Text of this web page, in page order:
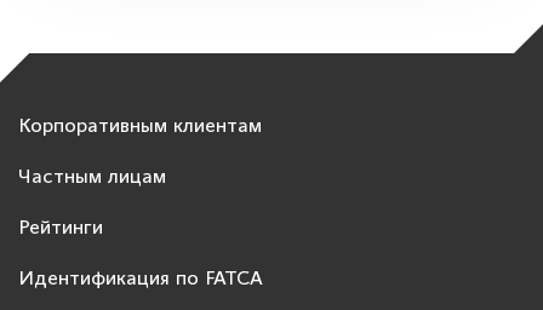
Корпоративным клиентам
Частным лицам
Рейтинги
Идентификация по FATCA